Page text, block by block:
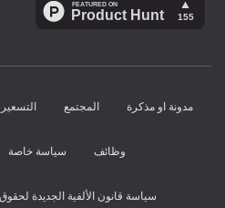
مدونة او مذكرة المجتمع التسعير
وظائف سياسة خاصة
سياسة قانون الألفية الجديدة